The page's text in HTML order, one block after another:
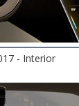
- Interior